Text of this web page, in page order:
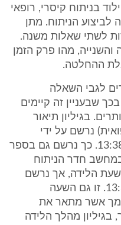
בניתוח קיסרי, רופאי
לביצוע הניתוח. מתן
לשתי שאלות משנה.
מהו פרק הזמן
ההחלטה.
לגבי השאלה
שבעניין זה קיימים
בגיליון תיאור
הרפואית) נרשם על ידי
המיילדת ששעת הלידה הייתה 13:38. כך נרשם גם בספר
במחשב חדר הניתוח
שעת הלידה, אך נרשם
שתחילת הניתוח היה בשעה 13:38. זו גם השעה
אשר מתאר את
(נ/1). מאידך, בגיליון מהלך הלידה